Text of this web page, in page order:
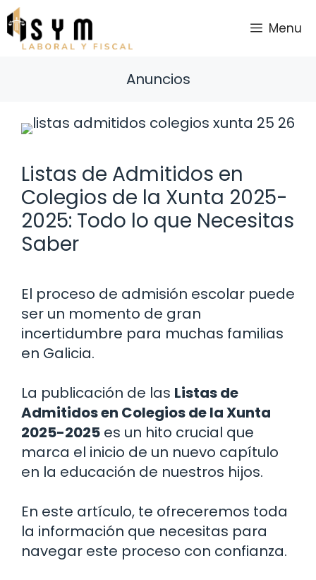
Saltar
al
contenido
Menu
Anuncios
Listas de Admitidos en
Colegios de la Xunta 2025-
2025: Todo lo que Necesitas
Saber
El proceso de admisión escolar puede
ser un momento de gran
incertidumbre para muchas familias
en Galicia.
La publicación de las Listas de
Admitidos en Colegios de la Xunta
2025-2025 es un hito crucial que
marca el inicio de un nuevo capítulo
en la educación de nuestros hijos.
En este artículo, te ofreceremos toda
la información que necesitas para
navegar este proceso con confianza.